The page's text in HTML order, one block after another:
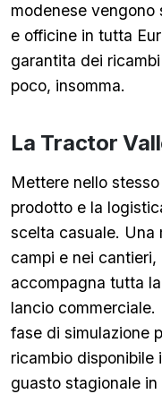
modenese vengono
e officine in tutta
garantita dei
poco, insomma.
La Tractor
Mettere nello
prodotto e la
scelta casuale. Una
campi e nei
accompagna tutta
lancio
fase di simulazione
ricambio disponibile
guasto stagionale